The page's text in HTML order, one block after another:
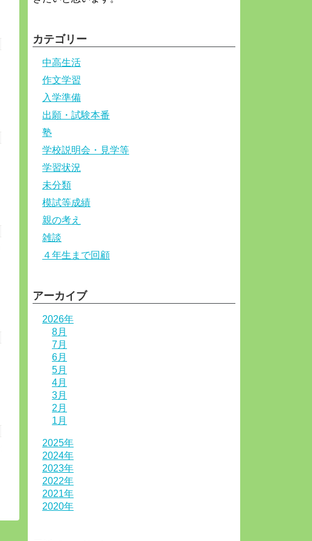
カテゴリー
中高生活
作文学習
入学準備
出願・試験本番
塾
学校説明会・見学等
学習状況
未分類
模試等成績
親の考え
雑談
４年生まで回顧
アーカイブ
2026年
8月
7月
6月
5月
4月
3月
2月
1月
2025年
2024年
2023年
2022年
2021年
2020年